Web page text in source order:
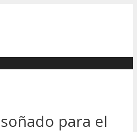
para el